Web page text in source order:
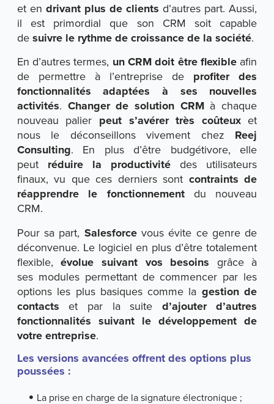
et en drivant plus de clients d’autres part. Aussi,
il est primordial que son CRM soit capable
desuivre le rythme de croissance de la société.
En d’autres termes, un CRM doit être flexibleafin
de permettre à l’entreprise de profiter des
fonctionnalités adaptées à ses nouvelles
activités. Changer de solution CRMà chaque
nouveau palier peut s’avérer très coûteuxet
nous le déconseillons vivement chez Reej
Consulting. En plus d’être budgétivore, elle
peut réduire la productivité des utilisateurs
finaux, vu que ces derniers sont contraints de
réapprendre le fonctionnementdu nouveau
CRM.
Pour sa part, Salesforcevous évite ce genre de
déconvenue. Le logiciel en plus d’être totalement
flexible,évolue suivant vos besoins grâce à
ses modules permettant de commencer par les
options les plus basiques comme la gestion de
contacts et par la suite d’ajouter d’autres
fonctionnalités suivant le développement de
votre entreprise.
Les versions avancées offrent des options plus
poussées :
La prise en charge de la signature électronique ;